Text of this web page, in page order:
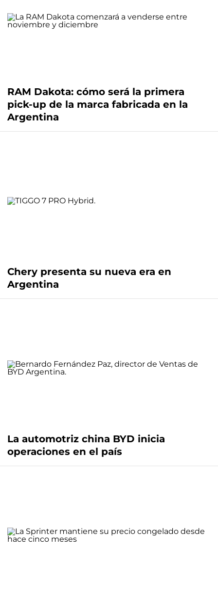
RAM Dakota: cómo será la primera
pick-up de la marca fabricada en la
Argentina
Chery presenta su nueva era en
Argentina
La automotriz china BYD inicia
operaciones en el país